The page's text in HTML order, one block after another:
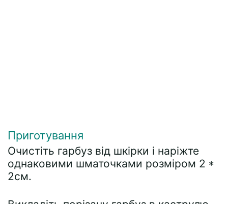
Приготування
Очистіть гарбуз від шкірки і наріжте
однаковими шматочками розміром 2 *
2см.